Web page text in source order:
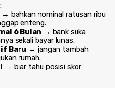
→ bahkan nominal ratusan ribu
enteng.
6 Bulan → bank suka
sekali bayar lunas.
Baru → jangan tambah
rumah.
→ biar tahu posisi skor